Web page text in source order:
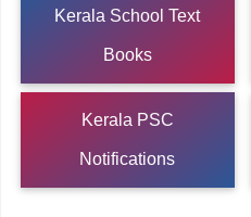
Kerala School Text
Books
Kerala PSC
Notifications